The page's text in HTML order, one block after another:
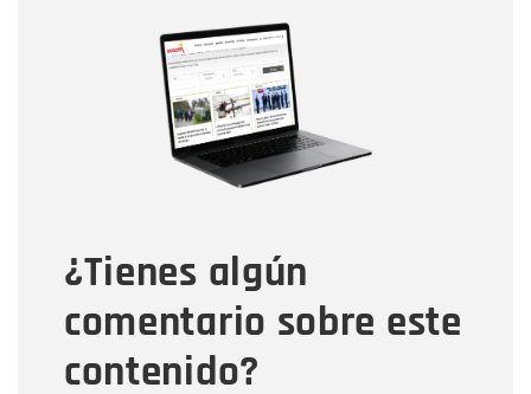
¿Tienes algún
comentario sobre este
contenido?
Correo electrónico
Tipo de comentario
Mensaje